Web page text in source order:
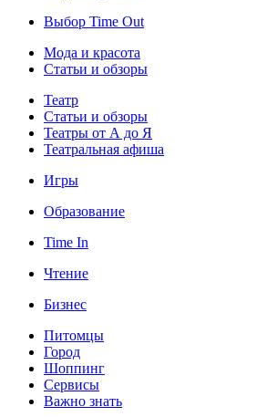
Выбор Time Out
Мода и красота
Статьи и обзоры
Театр
Статьи и обзоры
Театры от А до Я
Театральная афиша
Игры
Образование
Time In
Чтение
Бизнес
Питомцы
Город
Шоппинг
Сервисы
Важно знать